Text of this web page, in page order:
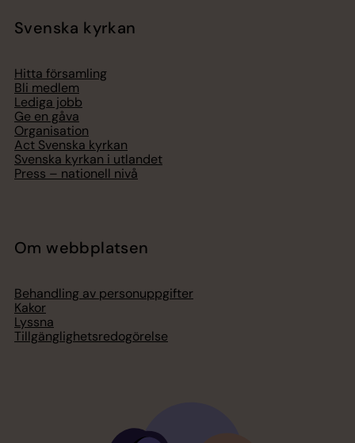
Svenska kyrkan
Hitta församling
Bli medlem
Lediga jobb
Ge en gåva
Organisation
Act Svenska kyrkan
Svenska kyrkan i utlandet
Press – nationell nivå
Om webbplatsen
Behandling av personuppgifter
Kakor
Lyssna
Tillgänglighetsredogörelse